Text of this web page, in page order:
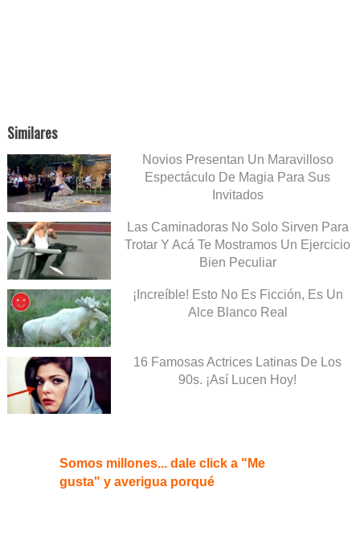
Similares
Novios Presentan Un Maravilloso
Espectáculo De Magia Para Sus
Invitados
Las Caminadoras No Solo Sirven Para
Trotar Y Acá Te Mostramos Un Ejercicio
Bien Peculiar
¡Increíble! Esto No Es Ficción, Es Un
Alce Blanco Real
16 Famosas Actrices Latinas De Los
90s. ¡Así Lucen Hoy!
Somos millones... dale click a "Me
gusta" y averigua porqué